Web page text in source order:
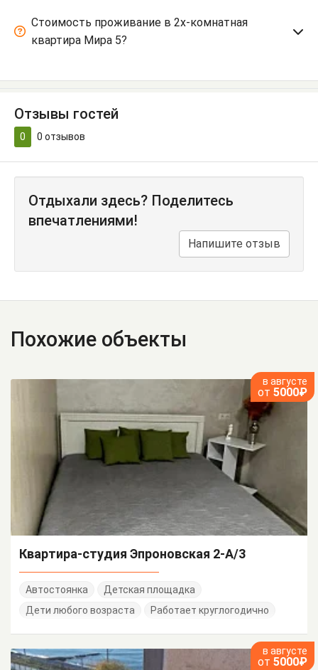
Стоимость проживание в 2х-комнатная
квартира Мира 5?
Отзывы гостей
0 0 отзывов
Отдыхали здесь? Поделитесь
впечатлениями!
Напишите отзыв
Похожие объекты
в августе
от 5000₽
Квартира-студия Эпроновская 2-А/3
Автостоянка
Детская площадка
Дети любого возраста
Работает круглогодично
в августе
от 5000₽